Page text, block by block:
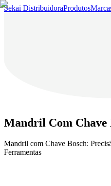
Sekai DistribuidoraProdutos
Mandril Com Chave
Mandril com Chave Bosch:
Ferramentas